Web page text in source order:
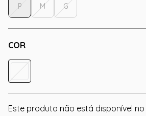
COR
P M G
Este produto não está disponível